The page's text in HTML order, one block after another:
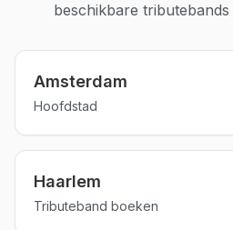
beschikbare tributebands
Amsterdam
Hoofdstad
Haarlem
Tributeband boeken